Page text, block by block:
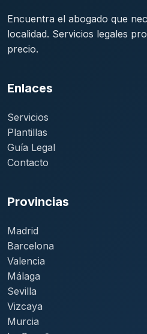
Encuentra el abogado que
localidad. Servicios legales
precio.
Enlaces
Servicios
Plantillas
Guía Legal
Contacto
Provincias
Madrid
Barcelona
Valencia
Málaga
Sevilla
Vizcaya
Murcia